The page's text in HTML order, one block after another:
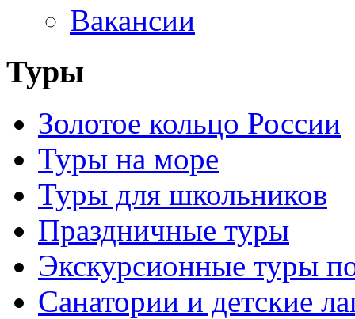
Вакансии
Туры
Золотое кольцо России
Туры на море
Туры для школьников
Праздничные туры
Экскурсионные туры
Санатории и детские